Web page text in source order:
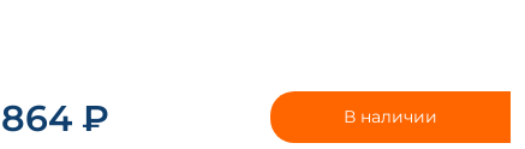
864 ₽
В наличии